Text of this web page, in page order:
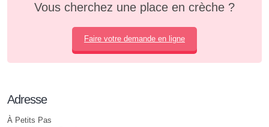
Vous cherchez une place en crèche ?
Faire votre demande en ligne
Adresse
À Petits Pas